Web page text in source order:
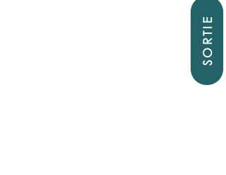
SORTIE